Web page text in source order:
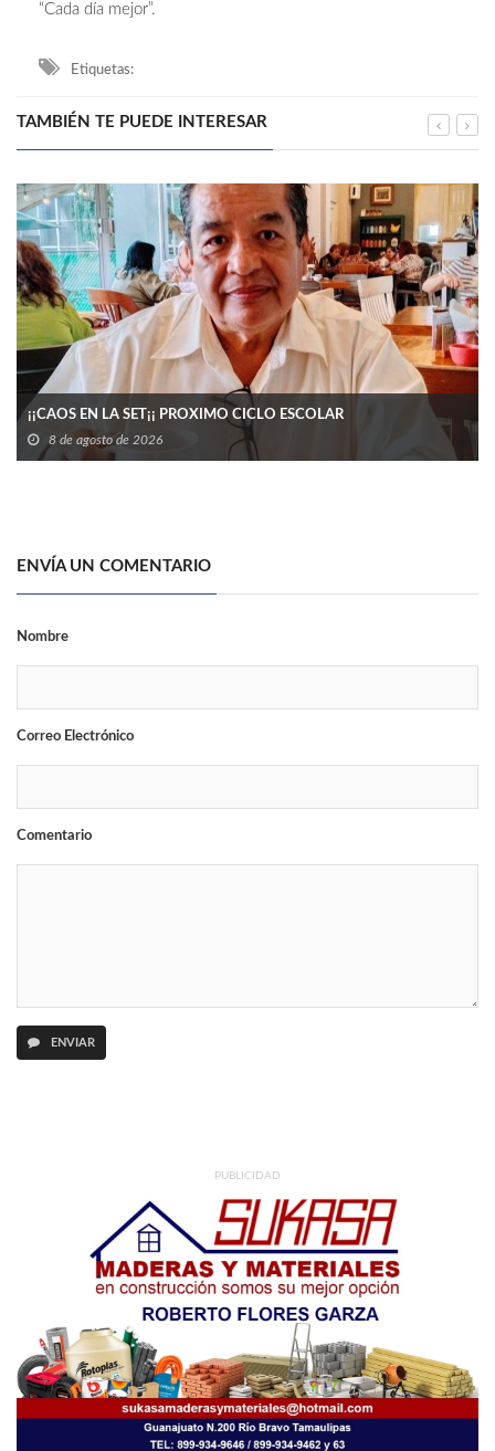
“Cada día mejor”.
Etiquetas:
TAMBIÉN TE PUEDE INTERESAR
¡¡CAOS EN LA SET¡¡ PROXIMO CICLO ESCOLAR
8 de agosto de 2026
ENVÍA UN COMENTARIO
Nombre
Correo Electrónico
Comentario
ENVIAR
PUBLICIDAD